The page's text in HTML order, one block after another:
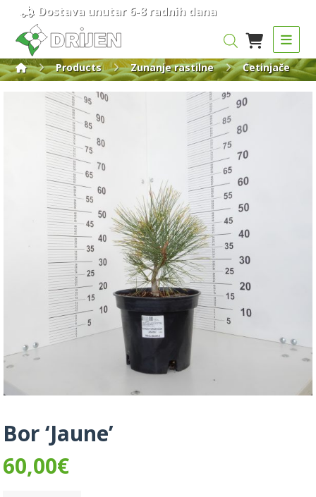
Dostava unutar 6-8 radnih dana
Products Zunanje rastilne Četinjače
Bor ‘Jaune’
60,00€